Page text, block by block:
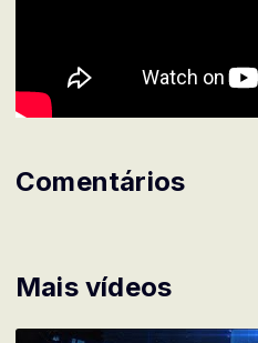
Mais vídeos
Comentários